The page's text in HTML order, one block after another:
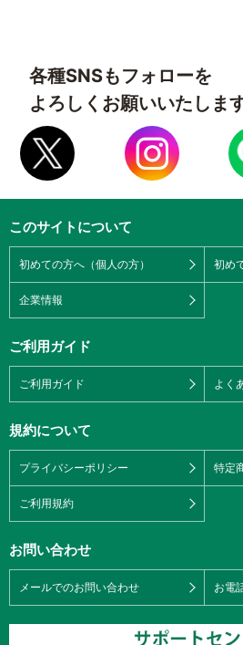
各種SNSもフォローを
よろしくお願いいたしま
このサイトについて
初めての方へ（個人の方） 初め
企業情報
ご利用ガイド
ご利用ガイド よく
規約について
プライバシーポリシー 特定
ご利用規約
お問い合わせ
メールでのお問い合わせ お電